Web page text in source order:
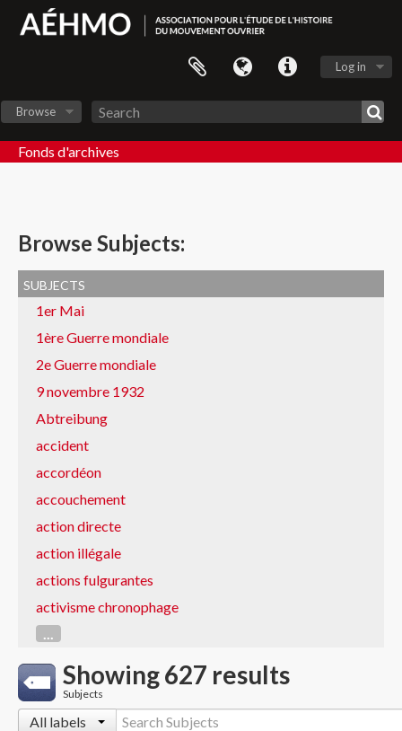
Log in
Browse
Fonds d'archives
Browse Subjects:
subjects
1er Mai
1ère Guerre mondiale
2e Guerre mondiale
9 novembre 1932
Abtreibung
accident
accordéon
accouchement
action directe
action illégale
actions fulgurantes
activisme chronophage
...
Showing 627 results
Subjects
All labels